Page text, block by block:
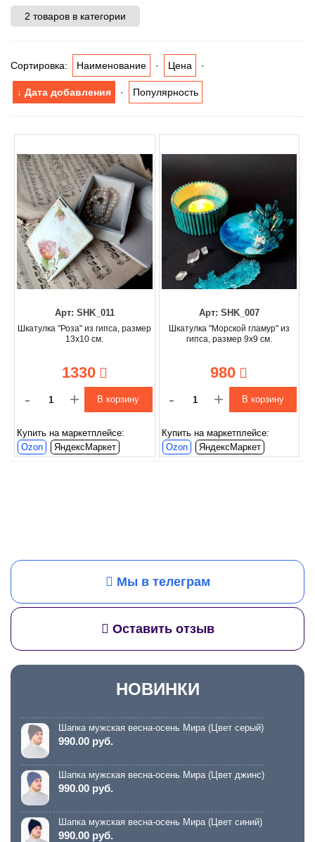
2 товаров в категории
Сортировка: Наименование · Цена ·
↓ Дата добавления · Популярность
Арт: SHK_011
Шкатулка "Роза" из гипса, размер
13х10 см.
1330
- + В корзину
Купить на маркетплейсе:
Ozon
ЯндексМаркет
Арт: SHK_007
Шкатулка "Морской гламур" из
гипса, размер 9х9 см.
980
- + В корзину
Купить на маркетплейсе:
Ozon
ЯндексМаркет
Мы в телеграм
Оставить отзыв
НОВИНКИ
Шапка мужская весна-осень Мира (Цвет серый)
990.00 руб.
Шапка мужская весна-осень Мира (Цвет джинс)
990.00 руб.
Шапка мужская весна-осень Мира (Цвет синий)
990.00 руб.